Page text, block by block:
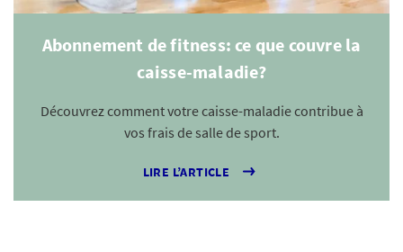
Abonnement de fitness: ce que couvre la
caisse-maladie?
Découvrez comment votre caisse-maladie contribue à
vos frais de salle de sport.
LIRE L’ARTICLE